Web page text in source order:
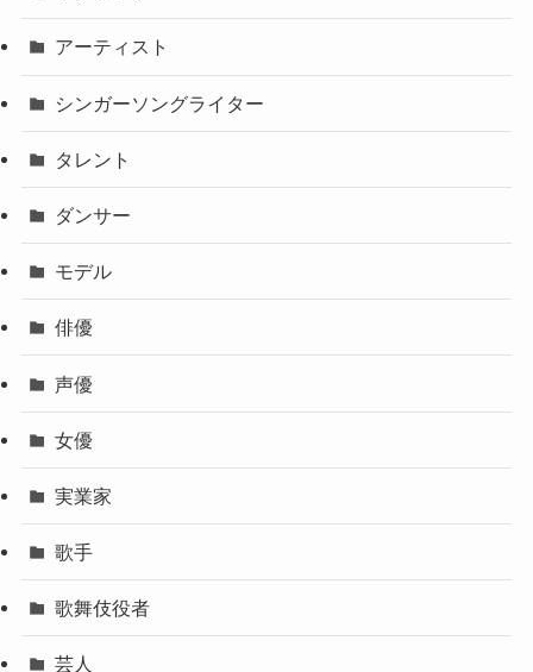
アーティスト
シンガーソングライター
タレント
ダンサー
モデル
俳優
声優
女優
実業家
歌手
歌舞伎役者
芸人